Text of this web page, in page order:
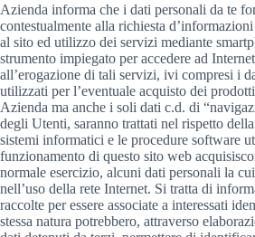
Azienda informa che i dati personali da te
contestualmente alla richiesta
al sito ed utilizzo dei servizi mediante
strumento impiegato per accedere ad
all’erogazione di tali servizi, ivi compresi i
utilizzati per l’eventuale acquisto dei
Azienda ma anche i soli dati c.d. di
degli Utenti, saranno trattati nel rispetto
sistemi informatici e le procedure software
funzionamento di questo sito web
normale esercizio, alcuni dati personali la
nell’uso della rete Internet. Si tratta di
raccolte per essere associate a interessati
stessa natura potrebbero, attraverso